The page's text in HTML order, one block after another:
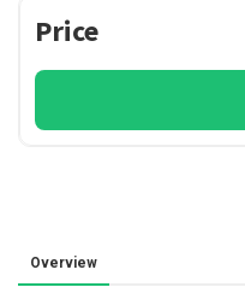
Price
Overview